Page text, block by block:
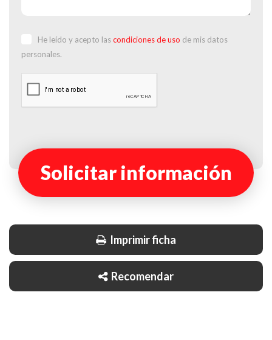
He leído y acepto lascondiciones de uso de mis datos
personales.
Solicitar información
Imprimir ficha
Recomendar